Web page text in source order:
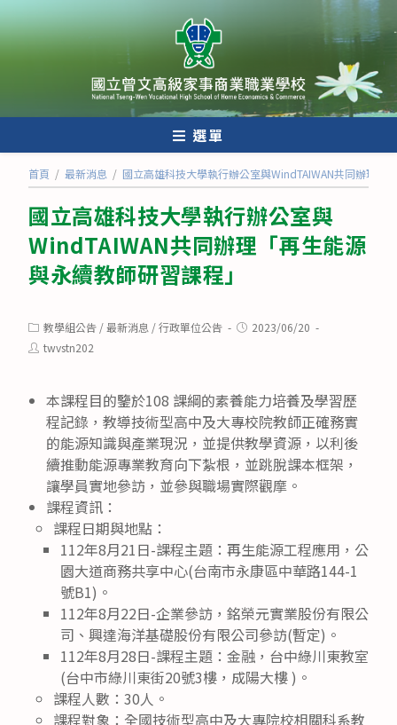
跳
轉
至
內
選單
首頁 / 最新消息 / 國立高雄科技大學執行辦公室與WindTAIWAN共同辦理「
國立高雄科技大學執行辦公室與
WindTAIWAN共同辦理「再生能源
與永續教師研習課程」
Post
category:
教學組公告 /最新消息 /行政單位公告
Post2023/06/20
Posttwvstn202
本課程目的鑒於108 課綱的素養能力培養及學習歷
程記錄，教導技術型高中及大專校院教師正確務實
的能源知識與產業現況，並提供教學資源，以利後
續推動能源專業教育向下紮根，並跳脫課本框架，
讓學員實地參訪，並參與職場實際觀摩。
課程資訊：
課程日期與地點：
112年8月21日-課程主題：再生能源工程應用，公
園大道商務共享中心(台南市永康區中華路144-1
號B1)。
112年8月22日-企業參訪，銘榮元實業股份有限公
司、興達海洋基礎股份有限公司參訪(暫定)。
112年8月28日-課程主題：金融，台中綠川東教室
(台中市綠川東街20號3樓，成陽大樓 )。
課程人數：30人。
課程對象：全國技術型高中及大專院校相關科系教